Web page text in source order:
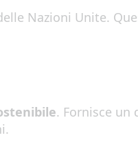
Nazioni Unite.
. Fornisce un